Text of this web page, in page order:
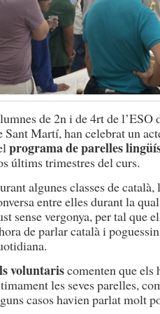
de 2n i de 4rt de l’ESO
Sant Martí, han celebrat un
programa de parelles
últims trimestres del curs.
algunes classes de
entre elles durant la
sense vergonya, per tal que
de parlar català i
voluntariscomenten que els
les seves parelles,
casos havien parlat molt